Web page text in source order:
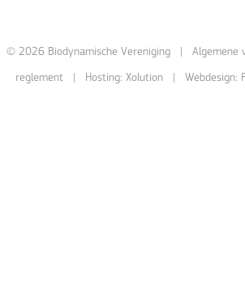
© 2026 Biodynamische Vereniging | Algemene
reglement| Hosting: Xolution| Webdesign: